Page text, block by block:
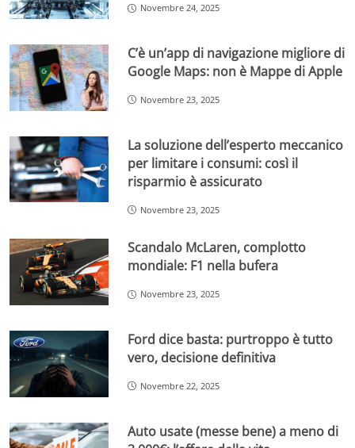
Novembre 24, 2025
C’è un’app di navigazione migliore di
Google Maps: non è Mappe di Apple
Novembre 23, 2025
La soluzione dell’esperto meccanico
per limitare i consumi: così il
risparmio è assicurato
Novembre 23, 2025
Scandalo McLaren, complotto
mondiale: F1 nella bufera
Novembre 23, 2025
Ford dice basta: purtroppo è tutto
vero, decisione definitiva
Novembre 22, 2025
Auto usate (messe bene) a meno di